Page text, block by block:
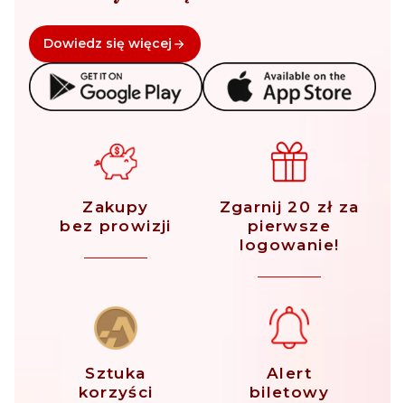
Dowiedz się więcej
Zakupy
bez prowizji
Zgarnij 20 zł za
pierwsze
logowanie!
Sztuka
korzyści
Alert
biletowy